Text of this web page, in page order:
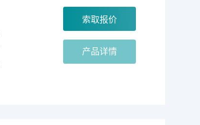
产品详情